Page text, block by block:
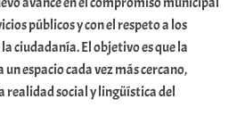
públicos y con el respeto a los
ciudadanía. El objetivo es que la
espacio cada vez más cercano,
realidad social y lingüística del